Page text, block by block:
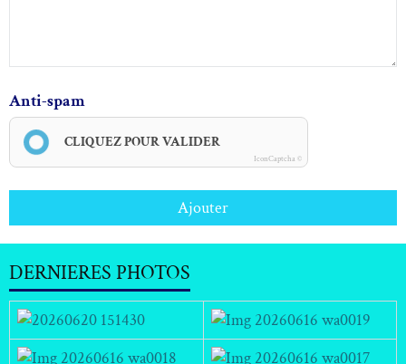
Anti-spam
CLIQUEZ POUR VALIDER
IconCaptcha ©
Ajouter
DERNIERES PHOTOS